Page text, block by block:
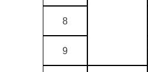
8
9